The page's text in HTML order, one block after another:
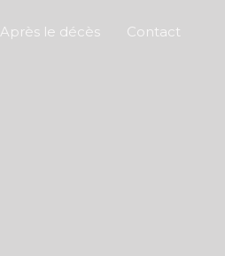
Après le décès Contact